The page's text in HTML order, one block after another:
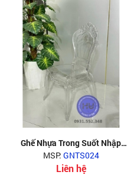
Ghế Nhựa Trong Suốt Nhập
Khẩu
MSP: GNTS024
Liên hệ